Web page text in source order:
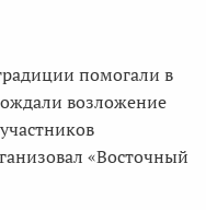
помогали в
возложение
«Восточный